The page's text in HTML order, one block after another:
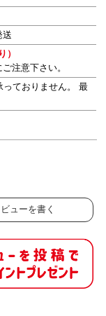
送
）
注意下さい。
っておりません。 最
ューを書く